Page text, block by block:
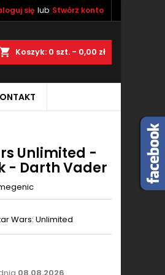
się lub Stwórz konto
Koszyk 0 szt. - 0,00 zł
Unlimited -
- Darth Vader
Wars: Unlimited